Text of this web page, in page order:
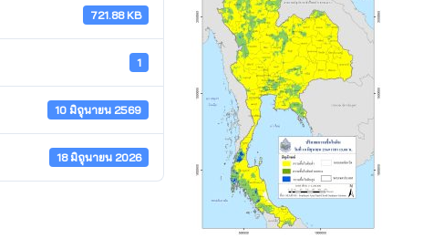
721.88 KB
1
10 มิถุนายน 2569
18 มิถุนายน 2026